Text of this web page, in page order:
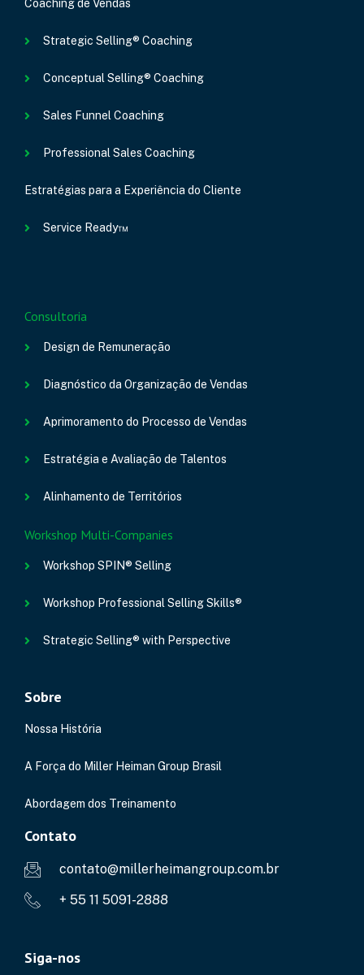
Coaching de Vendas
Strategic Selling® Coaching
Conceptual Selling® Coaching
Sales Funnel Coaching
Professional Sales Coaching
Estratégias para a Experiência do Cliente
Service Ready™
Consultoria
Design de Remuneração
Diagnóstico da Organização de Vendas
Aprimoramento do Processo de Vendas
Estratégia e Avaliação de Talentos
Alinhamento de Territórios
Workshop Multi-Companies
Workshop SPIN® Selling
Workshop Professional Selling Skills®
Strategic Selling® with Perspective
Sobre
Nossa História
A Força do Miller Heiman Group Brasil
Abordagem dos Treinamento
Contato
contato@millerheimangroup.com.br
+ 55 11 5091-2888
Siga-nos